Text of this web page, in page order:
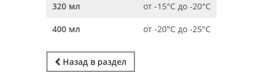
320 мл от -15°С до -20°С
400 мл от -20°С до -25°С
Назад в раздел